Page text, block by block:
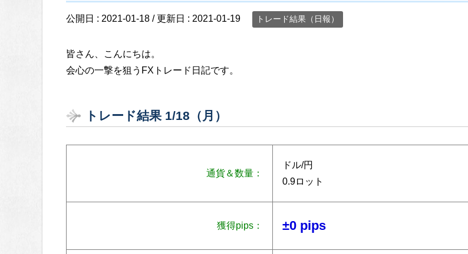
公開日 : 2021-01-18 / 更新日 : 2021-01-19 トレード結果（日報）
皆さん、こんにちは。
会心の一撃を狙うFXトレード日記です。
トレード結果 1/18（月）
通貨＆数量：
ドル/円
0.9ロット
獲得pips： ±0 pips